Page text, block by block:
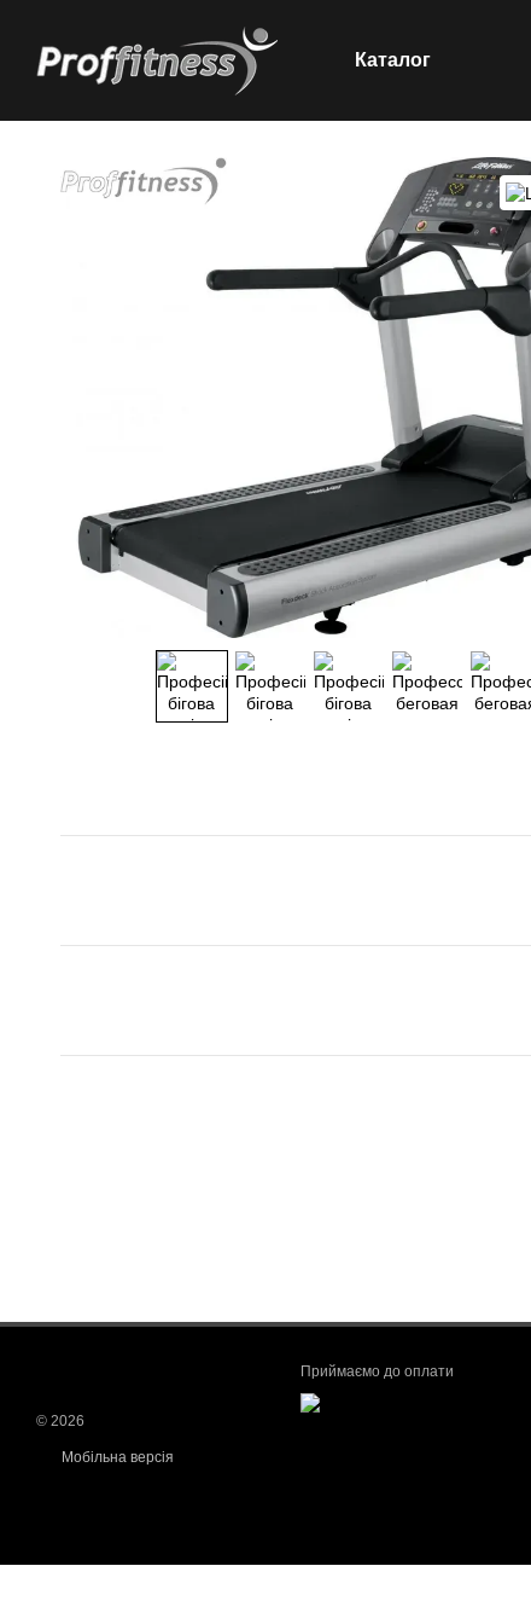
Каталог
© 2026
Мобільна версія
Приймаємо до оплати